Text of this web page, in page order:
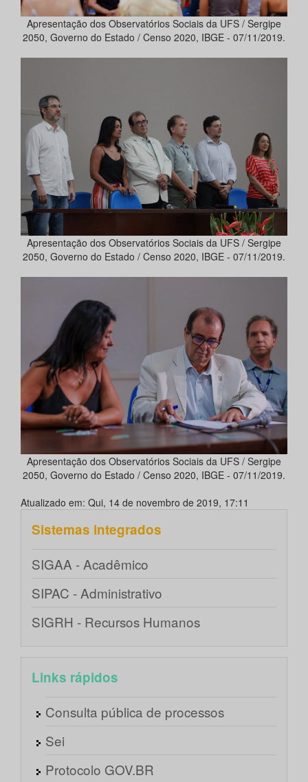
Apresentação dos Observatórios Sociais da UFS / Sergipe
2050, Governo do Estado / Censo 2020, IBGE - 07/11/2019.
Apresentação dos Observatórios Sociais da UFS / Sergipe
2050, Governo do Estado / Censo 2020, IBGE - 07/11/2019.
Apresentação dos Observatórios Sociais da UFS / Sergipe
2050, Governo do Estado / Censo 2020, IBGE - 07/11/2019.
Atualizado em: Qui, 14 de novembro de 2019, 17:11
Sistemas integrados
SIGAA - Acadêmico
SIPAC - Administrativo
SIGRH - Recursos Humanos
Links rápidos
Consulta pública de processos
Sei
Protocolo GOV.BR